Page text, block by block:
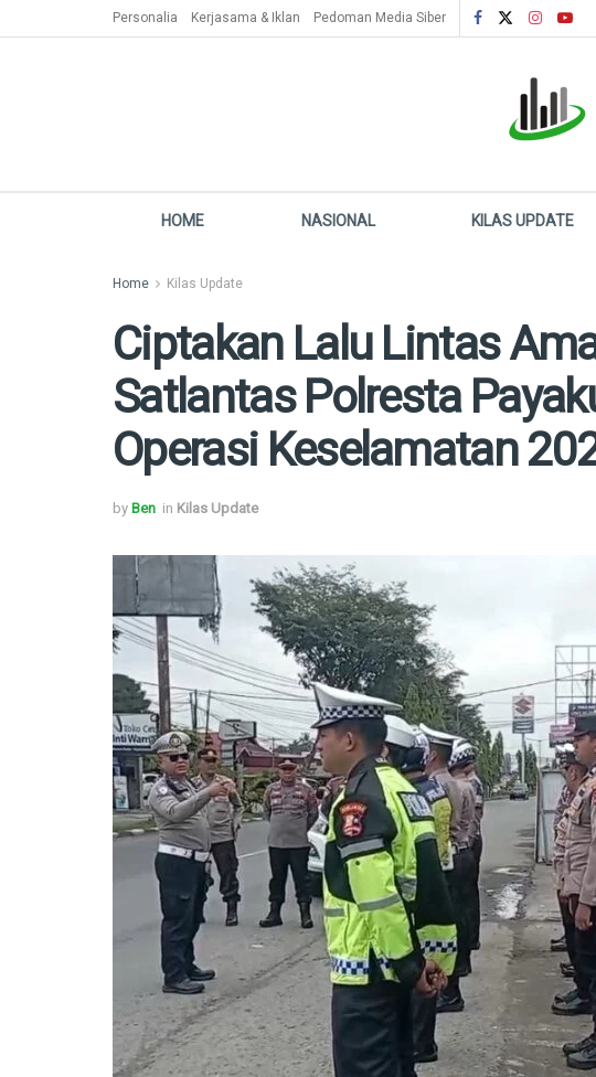
Personalia Kerjasama & Iklan Pedoman Media Siber
HOME NASIONAL KILAS UPDATE
Home Kilas Update
Ciptakan Lalu Lintas
Satlantas Polresta
Operasi Keselamatan
by Ben in Kilas Update